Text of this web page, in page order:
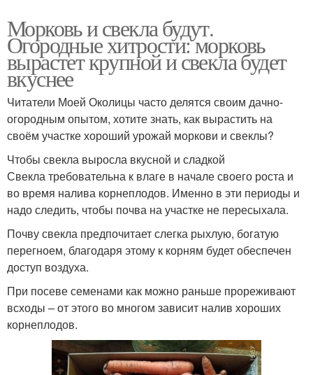
Морковь и свекла будут.
Огородные хитрости: морковь
вырастет крупной и свекла будет
вкуснее
Читатели Моей Околицы часто делятся своим дачно-
огородным опытом, хотите знать, как вырастить на
своём участке хороший урожай моркови и свеклы?
Чтобы свекла выросла вкусной и сладкой
Свекла требовательна к влаге в начале своего роста и
во время налива корнеплодов. Именно в эти периоды и
надо следить, чтобы почва на участке не пересыхала.
Почву свекла предпочитает слегка рыхлую, богатую
перегноем, благодаря этому к корням будет обеспечен
доступ воздуха.
При посеве семенами как можно раньше прореживают
всходы – от этого во многом зависит налив хороших
корнеплодов.